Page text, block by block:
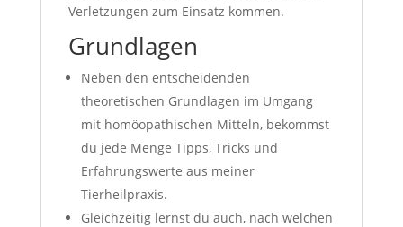
Verletzungen zum Einsatz kommen.
Grundlagen
Neben den entscheidenden
theoretischen Grundlagen im Umgang
mit homöopathischen Mitteln, bekommst
du jede Menge Tipps, Tricks und
Erfahrungswerte aus meiner
Tierheilpraxis.
Gleichzeitig lernst du auch, nach welchen